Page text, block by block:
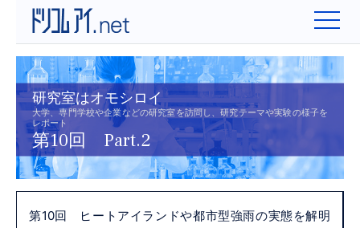
研究室はオモシロイ
大学、専門学校や企業などの研究室を訪問し、研究テーマや実験の様子を
レポート
第10回 Part.2
第10回 ヒートアイランドや都市型強雨の実態を解明